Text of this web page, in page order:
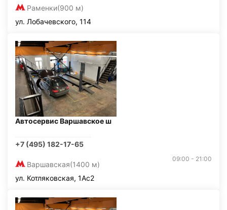
Раменки(900 м)
ул. Лобачевского, 114
Автосервис Варшавское ш
+7 (495) 182-17-65
Варшавская(1400 м)
09:00 - 21:00
ул. Котляковская, 1Ас2